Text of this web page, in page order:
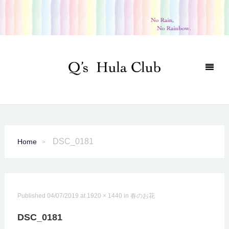
Home DSC_0181
Published 04/07/2019 at 1920 × 1440 in 春のお花
DSC_0181